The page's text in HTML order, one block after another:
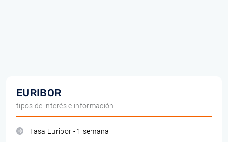
EURIBOR
tipos de interés e información
Tasa Euribor - 1 semana